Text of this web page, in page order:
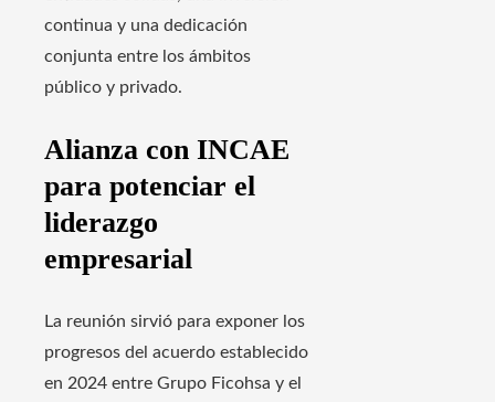
continua y una dedicación
conjunta entre los ámbitos
público y privado.
Alianza con INCAE
para potenciar el
liderazgo
empresarial
La reunión sirvió para exponer los
progresos del acuerdo establecido
en 2024 entre Grupo Ficohsa y el